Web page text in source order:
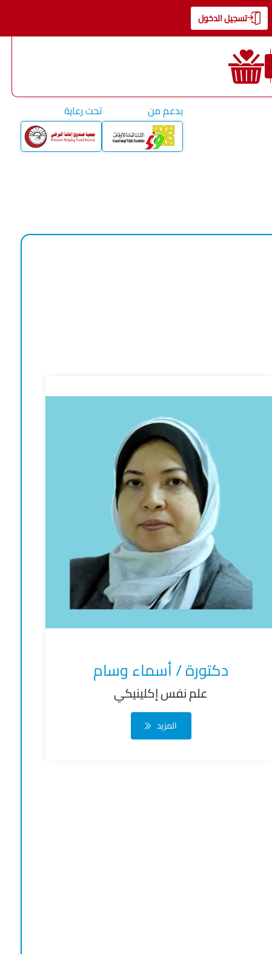
تسجيل الدخول
بدعم من تحت رعاية
دكتورة / أسماء وسام
علم نفس إكلينيكي
المزيد